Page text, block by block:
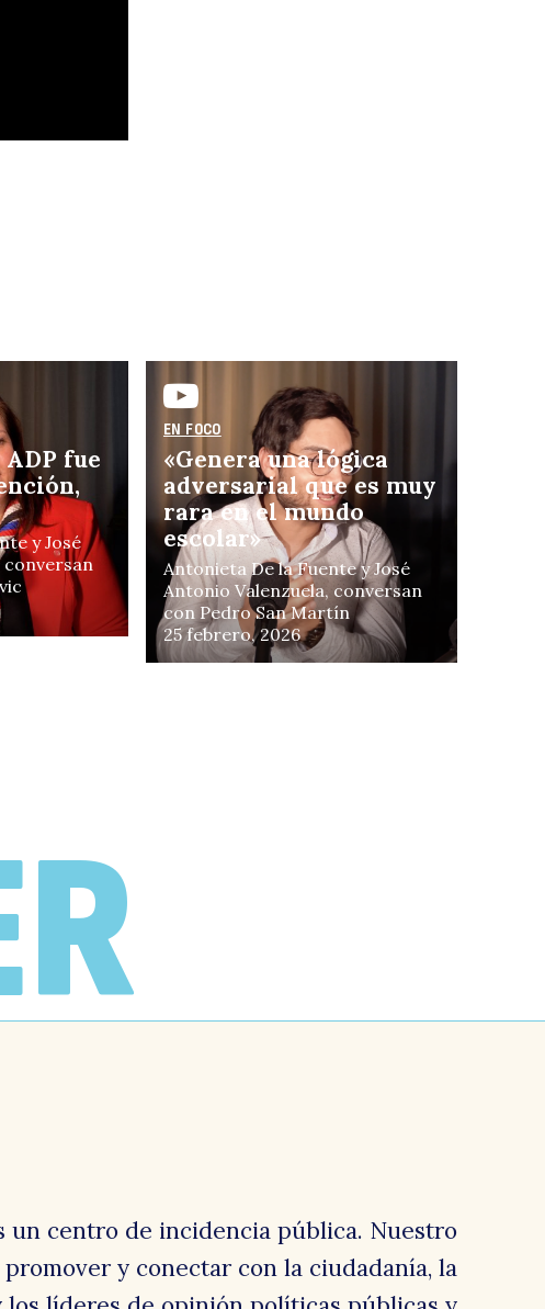
fue
y José
conversan
EN FOCO
«Genera una lógica
adversarial que es muy
rara en el mundo
escolar»
Antonieta De la Fuente y José
Antonio Valenzuela, conversan
con Pedro San Martín
25 febrero, 2026
un centro de incidencia pública. Nuestro
y conectar con la ciudadanía, la